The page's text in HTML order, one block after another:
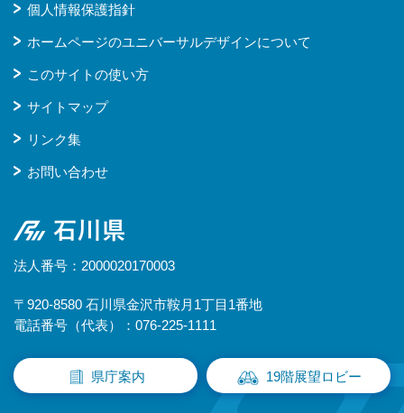
個人情報保護指針
ホームページのユニバーサルデザインについて
このサイトの使い方
サイトマップ
リンク集
お問い合わせ
石川県
法人番号：2000020170003
〒920-8580 石川県金沢市鞍月1丁目1番地
電話番号（代表）：076-225-1111
県庁案内 19階展望ロビー